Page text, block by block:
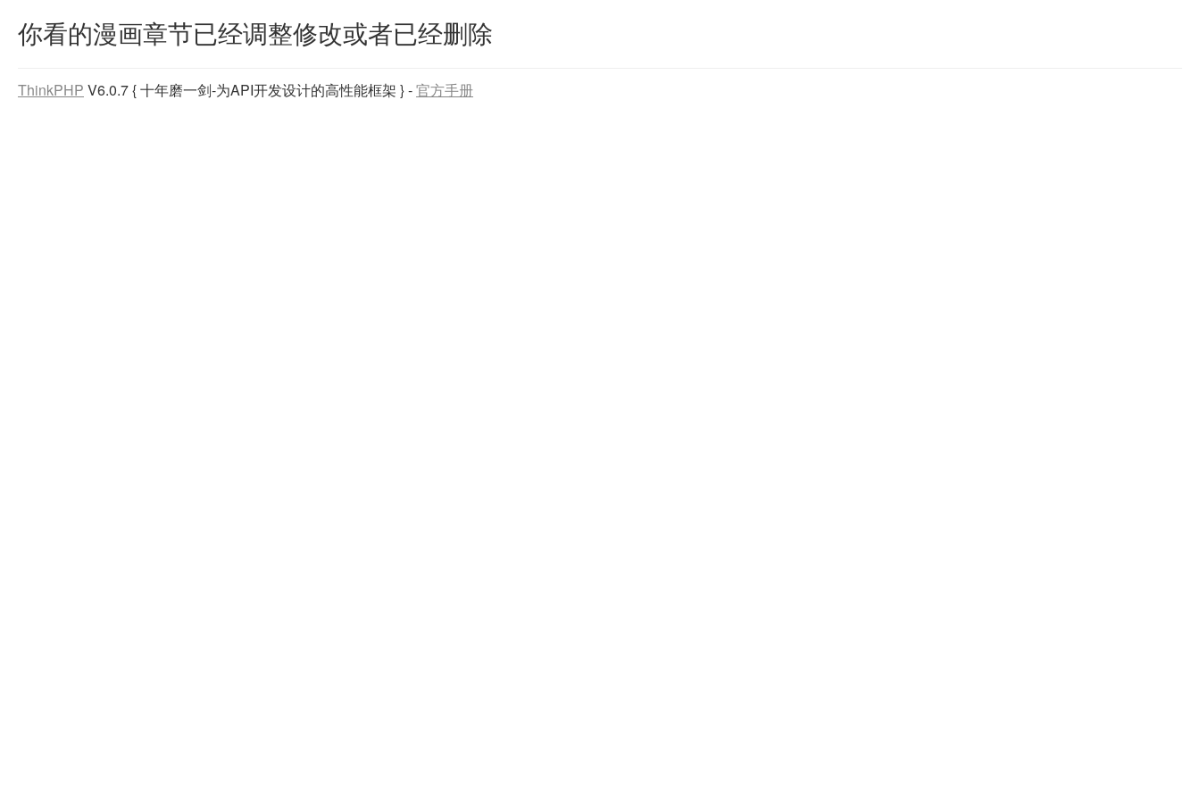
你看的漫画章节已经调整修改或者已经删除
ThinkPHP V6.0.7{ 十年磨一剑-为API开发设计的高性能框架 }-官方手册